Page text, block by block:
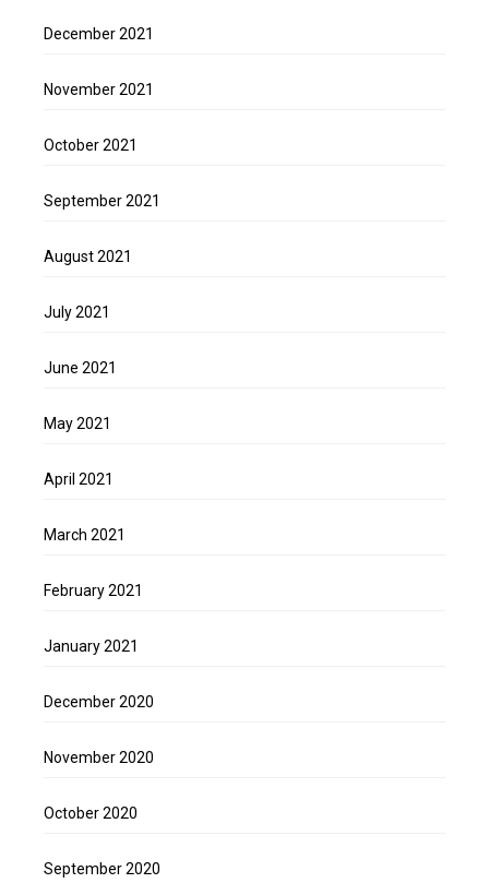
December 2021
November 2021
October 2021
September 2021
August 2021
July 2021
June 2021
May 2021
April 2021
March 2021
February 2021
January 2021
December 2020
November 2020
October 2020
September 2020